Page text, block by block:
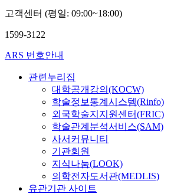
고객센터 (평일: 09:00~18:00)
1599-3122
ARS 번호안내
관련누리집
대학공개강의(KOCW)
학술정보통계시스템(Rinfo)
외국학술지지원센터(FRIC)
학술관계분석서비스(SAM)
사서커뮤니티
기관회원
지식나눔(LOOK)
의학전자도서관(MEDLIS)
유관기관 사이트